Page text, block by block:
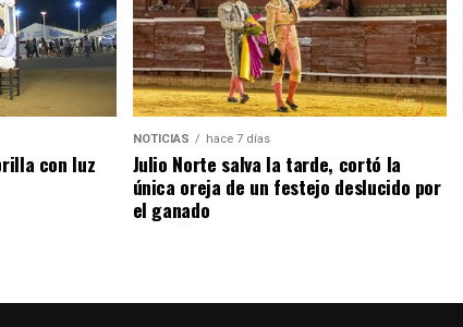
con luz
NOTICIAS hace 7 días
Julio Norte salva la tarde, cortó la
única oreja de un festejo deslucido por
el ganado